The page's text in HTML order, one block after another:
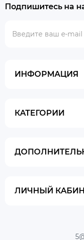
Подпишитесь на
ИНФОРМАЦИЯ
КАТЕГОРИИ
ЛИЧНЫЙ